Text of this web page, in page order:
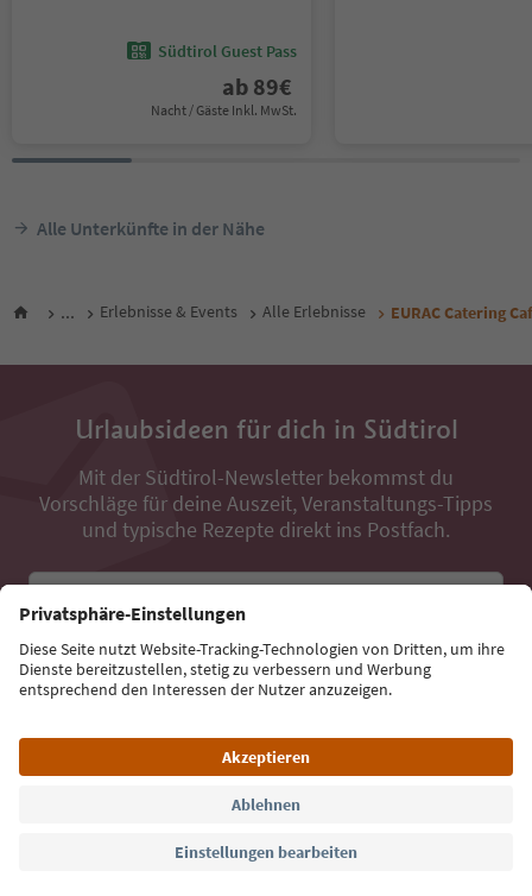
Südtirol Guest Pass
ab 89€
Nacht / Gäste Inkl. MwSt.
Alle Unterkünfte in der Nähe
... Erlebnisse & Events Alle Erlebnisse EURAC Catering
Urlaubsideen für dich in Südtirol
Mit der Südtirol-Newsletter bekommst du
Vorschläge für deine Auszeit, Veranstaltungs-Tipps
und typische Rezepte direkt ins Postfach.
Jetzt anmelden